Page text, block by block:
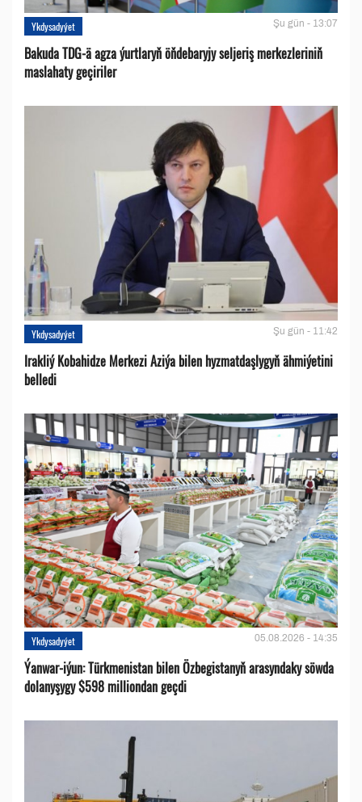
Ykdysadyýet Şu gün - 13:07
Bakuda TDG-ä agza ýurtlaryň öňdebaryjy seljeriş merkezleriniň
maslahaty geçiriler
Ykdysadyýet Şu gün - 11:42
Irakliý Kobahidze Merkezi Aziýa bilen hyzmatdaşlygyň ähmiýetini
belledi
Ykdysadyýet 05.08.2026 - 14:35
Ýanwar-iýun: Türkmenistan bilen Özbegistanyň arasyndaky söwda
dolanyşygy $598 milliondan geçdi